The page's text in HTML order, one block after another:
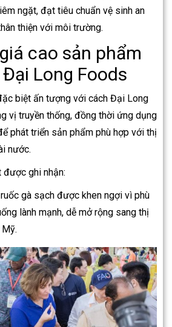
ngặt, đạt tiêu chuẩn vệ sinh an
thiện với môi trường.
cao sản phẩm
Đại Long Foods
biệt ấn tượng với cách Đại Long
vị truyền thống, đồng thời ứng dụng
phát triển sản phẩm phù hợp với thị
nước.
ghi nhận:
gà sạch được khen ngợi vì phù
lành mạnh, dễ mở rộng sang thị